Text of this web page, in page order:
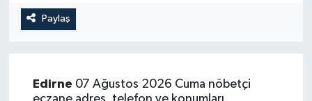
Paylaş
Edirne 07 Ağustos 2026 Cuma nöbetçi
Son Dakika Haberleri